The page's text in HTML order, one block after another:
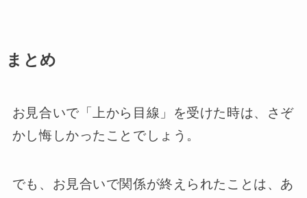
まとめ
お見合いで「上から目線」を受けた時は、さぞ
かし悔しかったことでしょう。
でも、お見合いで関係が終えられたことは、あ